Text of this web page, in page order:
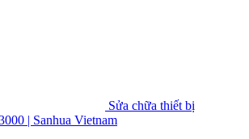
Sửa chữa thiết bị
| Sanhua Vietnam